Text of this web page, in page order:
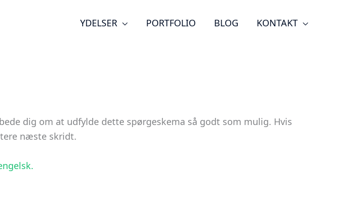
YDELSER PORTFOLIO BLOG KONTAKT
dig om at udfylde dette spørgeskema så godt som mulig. Hvis
næste skridt.